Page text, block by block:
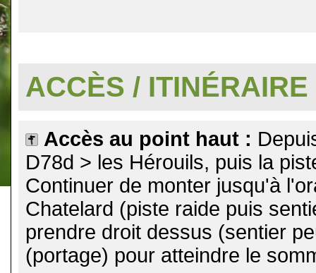
ACCÈS / ITINÉRAIRE
Accès au point haut :
D78d > les Hérouils, puis la
Continuer de monter jusqu'à
Chatelard (piste raide puis
prendre droit dessus (sentier
(portage) pour atteindre le